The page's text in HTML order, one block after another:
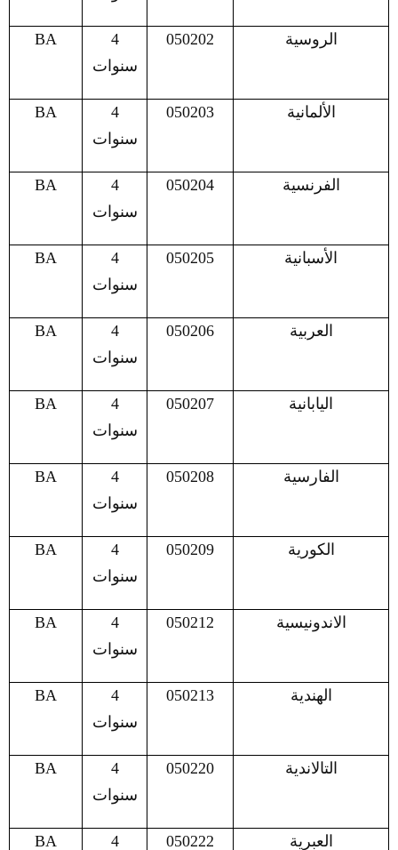
الروسية 050202
4
سنوات
BA
الألمانية 050203
4
سنوات
BA
الفرنسية 050204
4
سنوات
BA
الأسبانية 050205
4
سنوات
BA
العربية 050206
4
سنوات
BA
اليابانية 050207
4
سنوات
BA
الفارسية 050208
4
سنوات
BA
الكورية 050209
4
سنوات
BA
الاندونيسية 050212
4
سنوات
BA
الهندية 050213
4
سنوات
BA
التالاندية 050220
4
سنوات
BA
العبرية 050222
4
BA